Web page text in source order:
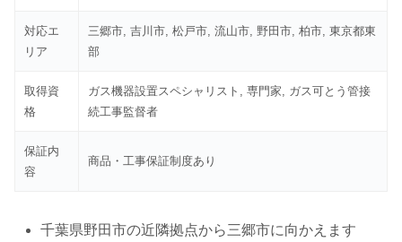
対応エ
リア
三郷市, 吉川市, 松戸市, 流山市, 野田市, 柏市, 東京都東
部
取得資
格
ガス機器設置スペシャリスト, 専門家, ガス可とう管接
続工事監督者
保証内
容
商品・工事保証制度あり
千葉県野田市の近隣拠点から三郷市に向かえます